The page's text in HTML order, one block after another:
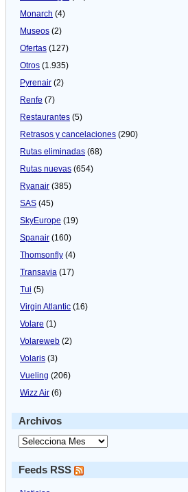
Monarch (4)
Museos (2)
Ofertas (127)
Otros (1.935)
Pyrenair (2)
Renfe (7)
Restaurantes (5)
Retrasos y cancelaciones (290)
Rutas eliminadas (68)
Rutas nuevas (654)
Ryanair (385)
SAS (45)
SkyEurope (19)
Spanair (160)
Thomsonfly (4)
Transavia (17)
Tui (5)
Virgin Atlantic (16)
Volare (1)
Volareweb (2)
Volaris (3)
Vueling (206)
Wizz Air (6)
Archivos
Feeds RSS